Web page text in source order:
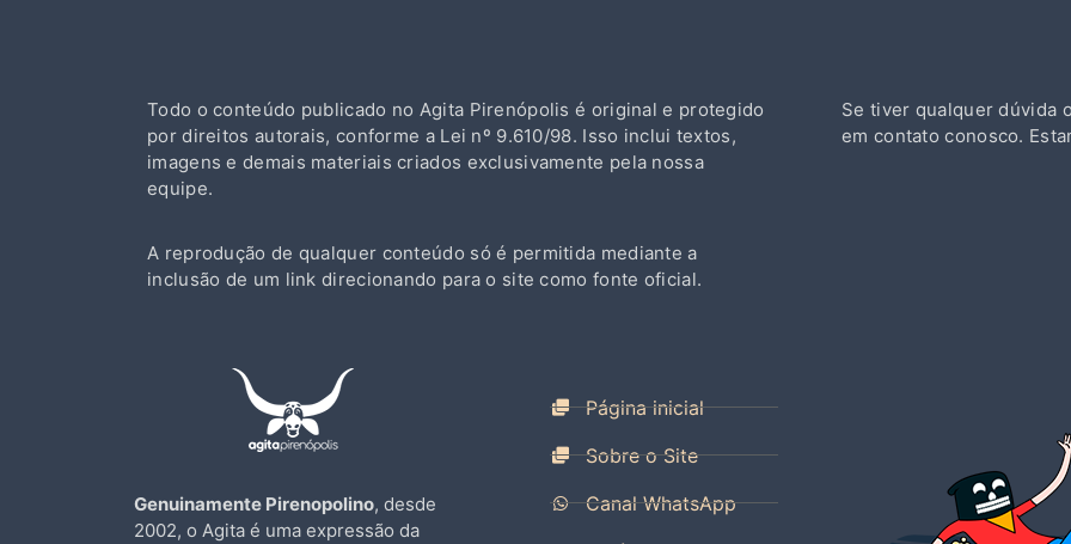
Todo o conteúdo publicado no Agita Pirenópolis é original e protegido
por direitos autorais, conforme a Lei nº 9.610/98. Isso inclui textos,
imagens e demais materiais criados exclusivamente pela nossa
equipe.
A reprodução de qualquer conteúdo só é permitida mediante a
inclusão de um link direcionando para o site como fonte oficial.
Se tiver qualquer dúvida
em contato conosco.
Genuinamente Pirenopolino, desde
2002, o Agita é uma expressão da
Página inicial
Sobre o Site
Canal WhatsApp